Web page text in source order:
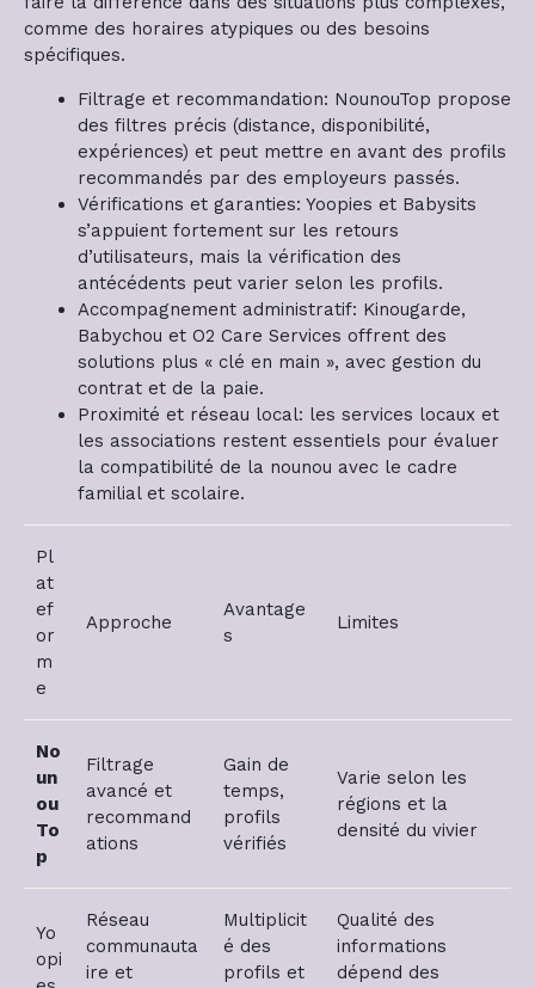
comme des horaires atypiques ou des besoins
spécifiques.
Filtrage et recommandation: NounouTop propose
des filtres précis (distance, disponibilité,
expériences) et peut mettre en avant des profils
recommandés par des employeurs passés.
Vérifications et garanties: Yoopies et Babysits
s’appuient fortement sur les retours
d’utilisateurs, mais la vérification des
antécédents peut varier selon les profils.
Accompagnement administratif: Kinougarde,
Babychou et O2 Care Services offrent des
solutions plus « clé en main », avec gestion du
contrat et de la paie.
Proximité et réseau local: les services locaux et
les associations restent essentiels pour évaluer
la compatibilité de la nounou avec le cadre
familial et scolaire.
Pl
at
ef
or
m
e
Approche
Avantage
s
Limites
No
un
ou
To
p
Filtrage
avancé et
recommand
ations
Gain de
temps,
profils
vérifiés
Varie selon les
régions et la
densité du vivier
Yo
opi
Réseau
communauta
ire et
Multiplicit
é des
profils et
Qualité des
informations
dépend des